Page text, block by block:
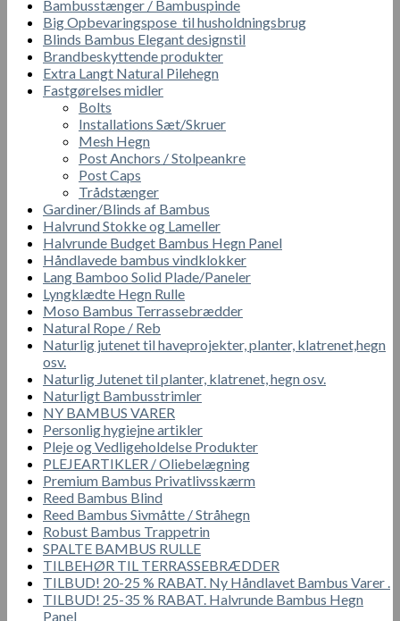
Bambusstænger / Bambuspinde
Big Opbevaringspose til husholdningsbrug
Blinds Bambus Elegant designstil
Brandbeskyttende produkter
Extra Langt Natural Pilehegn
Fastgørelses midler
Bolts
Installations Sæt/Skruer
Mesh Hegn
Post Anchors / Stolpeankre
Post Caps
Trådstænger
Gardiner/Blinds af Bambus
Halvrund Stokke og Lameller
Halvrunde Budget Bambus Hegn Panel
Håndlavede bambus vindklokker
Lang Bamboo Solid Plade/Paneler
Lyngklædte Hegn Rulle
Moso Bambus Terrassebrædder
Natural Rope / Reb
Naturlig jutenet til haveprojekter, planter, klatrenet,hegn
osv.
Naturlig Jutenet til planter, klatrenet, hegn osv.
Naturligt Bambusstrimler
NY BAMBUS VARER
Personlig hygiejne artikler
Pleje og Vedligeholdelse Produkter
PLEJEARTIKLER / Oliebelægning
Premium Bambus Privatlivsskærm
Reed Bambus Blind
Reed Bambus Sivmåtte / Stråhegn
Robust Bambus Trappetrin
SPALTE BAMBUS RULLE
TILBEHØR TIL TERRASSEBRÆDDER
TILBUD! 20-25 % RABAT. Ny Håndlavet Bambus Varer .
TILBUD! 25-35 % RABAT. Halvrunde Bambus Hegn
Panel